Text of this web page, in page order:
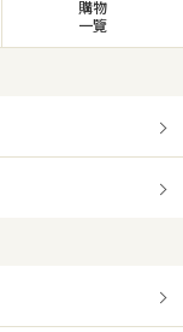
購物
一覽